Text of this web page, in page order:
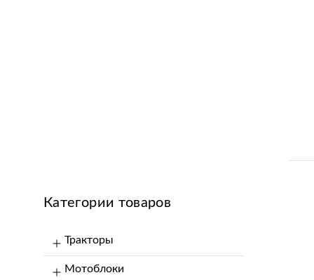
Категории товаров
Тракторы
Мотоблоки